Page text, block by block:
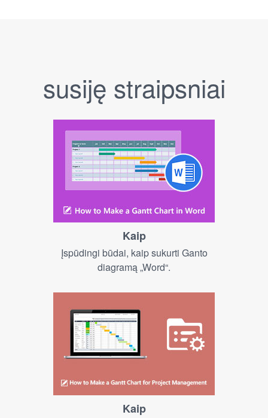
susiję straipsniai
Kaip
Įspūdingi būdai, kaip sukurti Ganto
diagramą „Word“.
Kaip